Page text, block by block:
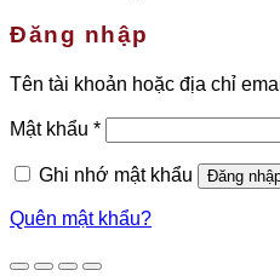
Đăng nhập
Tên tài khoản hoặc địa chỉ
Mật khẩu *Bắt
buộc
Ghi nhớ mật khẩu
Đăng
Quên mật khẩu?